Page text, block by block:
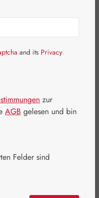
noch wenige Artikel
and its Privacy
zur
AGB gelesen und bin
Felder sind